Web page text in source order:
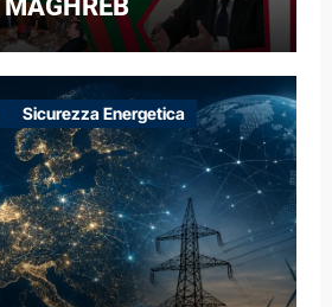
MAGHREB
Sicurezza Energetica